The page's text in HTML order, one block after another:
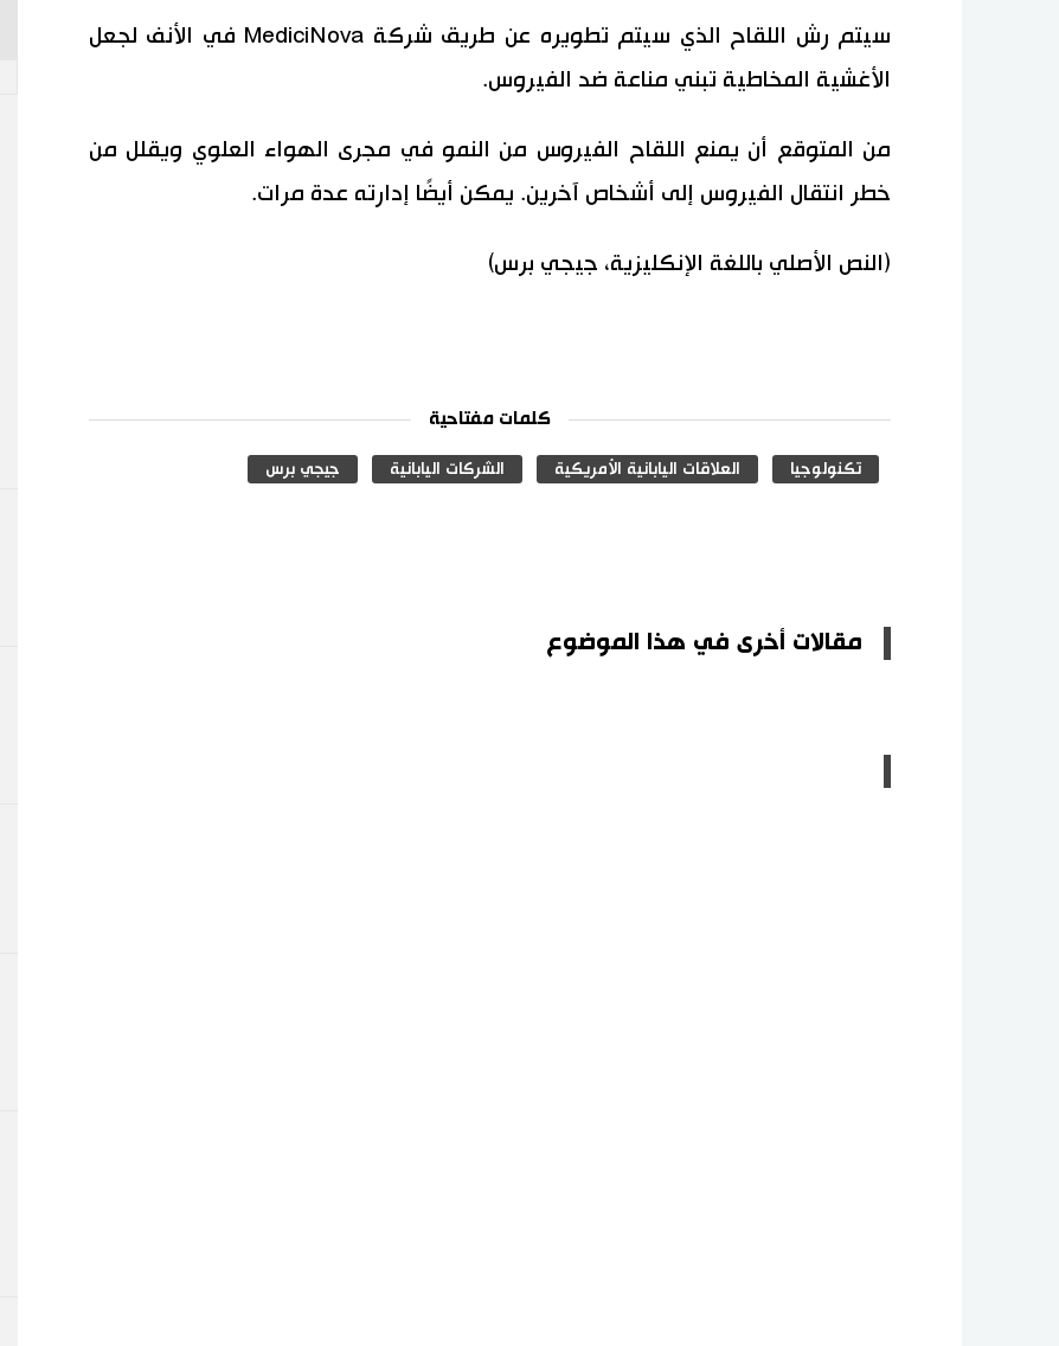
سيتم رش اللقاح الذي سيتم تطويره عن طريق شركة MediciNova في الأنف لجعل
الأغشية المخاطية تبني مناعة ضد الفيروس.
من المتوقع أن يمنع اللقاح الفيروس من النمو في مجرى الهواء العلوي ويقلل من
خطر انتقال الفيروس إلى أشخاص آخرين. يمكن أيضًا إدارته عدة مرات.
(النص الأصلي باللغة الإنكليزية، جيجي برس)
كلمات مفتاحية
تكنولوجيا العلاقات اليابانية الأمريكية الشركات اليابانية جيجي برس
مقالات أخرى في هذا الموضوع